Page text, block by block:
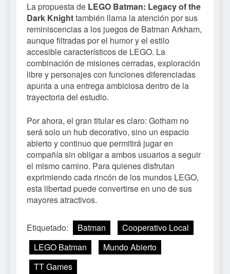
La propuesta de LEGO Batman: Legacy of the
Dark Knighttambién llama la atención por sus
reminiscencias a los juegos de Batman Arkham,
aunque filtradas por el humor y el estilo
accesible característicos de LEGO. La
combinación de misiones cerradas, exploración
libre y personajes con funciones diferenciadas
apunta a una entrega ambiciosa dentro de la
trayectoria del estudio.
Por ahora, el gran titular es claro: Gotham no
será solo un hub decorativo, sino un espacio
abierto y continuo que permitirá jugar en
compañía sin obligar a ambos usuarios a seguir
el mismo camino. Para quienes disfrutan
exprimiendo cada rincón de los mundos LEGO,
esta libertad puede convertirse en uno de sus
mayores atractivos.
Etiquetado: Batman
Cooperativo Local
LEGO Batman
Mundo Abierto
TT Games